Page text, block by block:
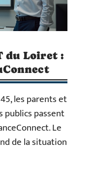
du Loiret :
les parents et
publics passent
Le
de la situation